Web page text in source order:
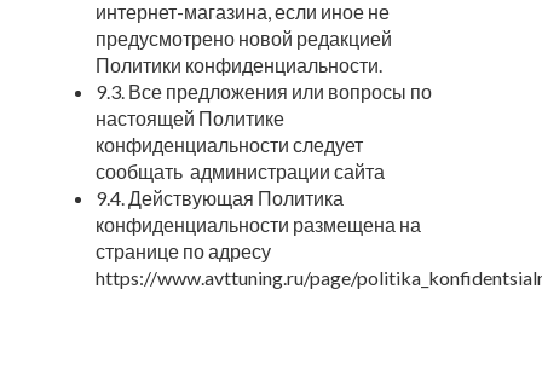
интернет-магазина, если иное не
предусмотрено новой редакцией
Политики конфиденциальности.
9.3. Все предложения или вопросы по
настоящей Политике
конфиденциальности следует
сообщать администрации сайта
9.4. Действующая Политика
конфиденциальности размещена на
странице по адресу
https://www.avttuning.ru/page/